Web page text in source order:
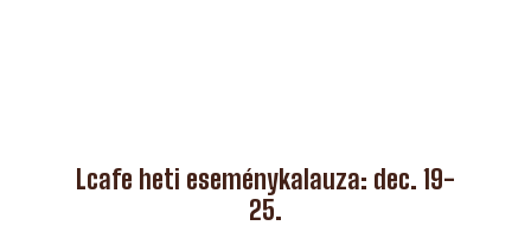
Lcafe heti eseménykalauza: dec. 19-
25.